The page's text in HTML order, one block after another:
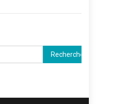
Rechercher :